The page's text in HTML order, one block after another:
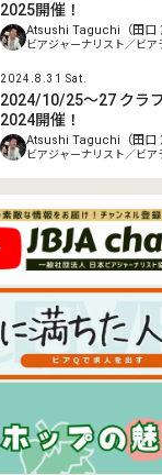
2025開催！
Atsushi Taguchi（田口
ビアジャーナリスト／ビア
2024.8.31 Sat.
2024/10/25～27 クラ
2024開催！
Atsushi Taguchi（田口
ビアジャーナリスト／ビア